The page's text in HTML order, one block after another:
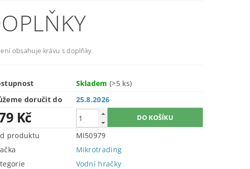
obsahuje krávu s doplňky.
Skladem(>5 ks)
doručit do
25.8.2026
Kč
produktu
MI50979
Mikrotrading
Vodní hračky